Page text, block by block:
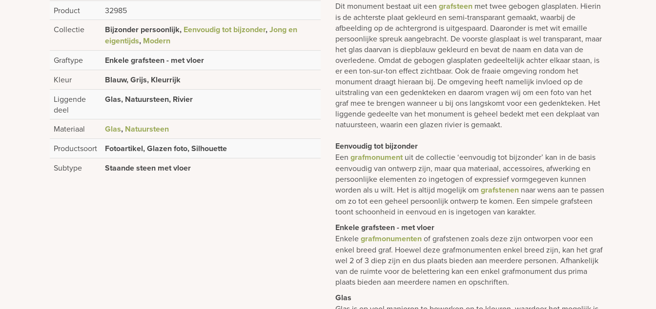
Product
32985
Collectie
Bijzonder persoonlijk, Eenvoudig tot bijzonder,Jong en
eigentijds, Modern
Graftype Enkele grafsteen - met vloer
Kleur Blauw, Grijs, Kleurrijk
Liggende
deel
Glas, Natuursteen, Rivier
Materiaal Glas, Natuursteen
Productsoort Fotoartikel, Glazen foto, Silhouette
Subtype Staande steen met vloer
Dit monument bestaat uit een grafsteen met twee gebogen glasplaten. Hierin
is de achterste plaat gekleurd en semi-transparant gemaakt, waarbij de
afbeelding op de achtergrond is uitgespaard. Daaronder is met wit emaille
persoonlijke spreuk aangebracht. De voorste glasplaat is wel transparant, maar
het glas daarvan is diepblauw gekleurd en bevat de naam en data van de
overledene. Omdat de gebogen glasplaten gedeeltelijk achter elkaar staan, is
er een ton-sur-ton effect zichtbaar. Ook de fraaie omgeving rondom het
monument draagt hieraan bij. De omgeving heeft namelijk invloed op de
uitstraling van een gedenkteken en daarom vragen wij om een foto van het
graf mee te brengen wanneer u bij ons langskomt voor een gedenkteken. Het
liggende gedeelte van het monument is geheel bedekt met een dekplaat van
natuursteen, waarin een glazen rivier is gemaakt.
Eenvoudig tot bijzonder
Een grafmonument uit de collectie ‘eenvoudig tot bijzonder’ kan in de basis
eenvoudig van ontwerp zijn, maar qua materiaal, accessoires, afwerking en
persoonlijke elementen zo ingetogen of expressief vormgegeven kunnen
worden als u wilt. Het is altijd mogelijk om grafstenen naar wens aan te passen
om zo tot een geheel persoonlijk ontwerp te komen. Een simpele grafsteen
toont schoonheid in eenvoud en is ingetogen van karakter.
Enkele grafsteen - met vloer
Enkelegrafmonumentenof grafstenen zoals deze zijn ontworpen voor een
enkel breed graf. Hoewel deze grafmonumenten enkel breed zijn, kan het graf
wel 2 of 3 diep zijn en dus plaats bieden aan meerdere personen. Afhankelijk
van de ruimte voor de belettering kan een enkel grafmonument dus prima
plaats bieden aan meerdere namen en opschriften.
Glas